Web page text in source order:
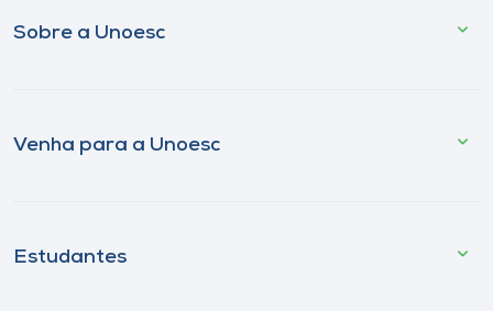
Sobre a Unoesc
Venha para a Unoesc
Estudantes